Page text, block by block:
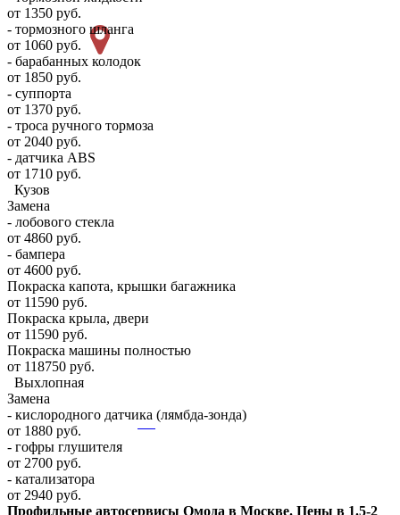
от 1350 руб.
- тормозного шланга
от 1060 руб.
- барабанных колодок
от 1850 руб.
- суппорта
от 1370 руб.
- троса ручного тормоза
от 2040 руб.
- датчика ABS
от 1710 руб.
Кузов
Замена
- лобового стекла
от 4860 руб.
- бампера
от 4600 руб.
Покраска капота, крышки багажника
от 11590 руб.
Покраска крыла, двери
от 11590 руб.
Покраска машины полностью
от 118750 руб.
Выхлопная
Замена
- кислородного датчика (лямбда-зонда)
от 1880 руб.
- гофры глушителя
от 2700 руб.
- катализатора
от 2940 руб.
Профильные автосервисы Омода в Москве. Цены в 1.5-2